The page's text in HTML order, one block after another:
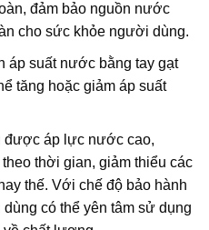
đảm bảo nguồn nước
cho sức khỏe người dùng.
áp suất nước bằng tay gạt
tăng hoặc giảm áp suất
áp lực nước cao,
thời gian, giảm thiểu các
thế. Với chế độ bảo hành
có thể yên tâm sử dụng